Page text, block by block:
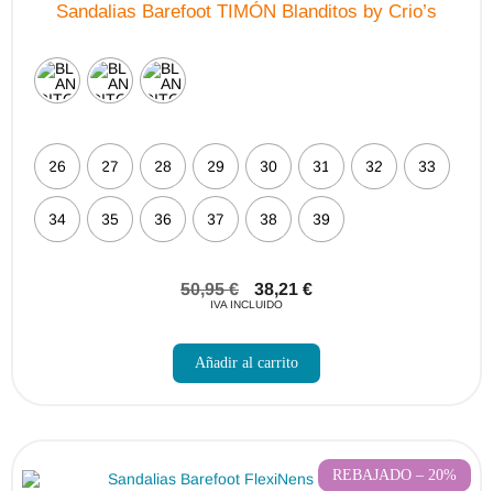
Sandalias Barefoot TIMÓN Blanditos by Crio’s
26 27 28 29 30 31 32 33
34 35 36 37 38 39
50,95€ 38,21 €
IVA INCLUIDO
Añadir al carrito
se
pueden
REBAJADO – 20%